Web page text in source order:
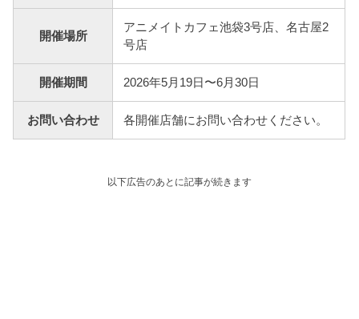
開催場所
アニメイトカフェ池袋3号店、名古屋2
号店
開催期間 2026年5月19日〜6月30日
お問い合わせ 各開催店舗にお問い合わせください。
以下広告のあとに記事が続きます